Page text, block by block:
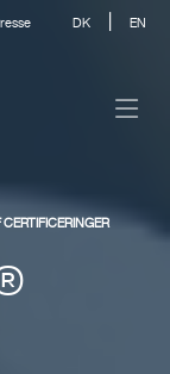
DK EN